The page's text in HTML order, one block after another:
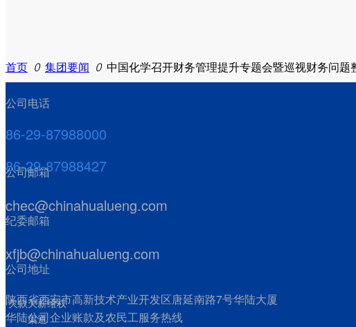
客户心声
获奖项目
首页 ꄲ 集团要闻 ꄲ 中国化学召开财务管理提升专题会暨巡视财务问题
公司电话
86-29-87988000
86-29-87988427
公司邮箱
chec@chinahualueng.com
纪委邮箱
xfjb@chinahualueng.com
公司地址
陕西省西安市高新技术产业开发区唐延南路7号华陆大厦
华陆公司企业账款及农民工服务热线
欠款欠薪维权
渠道